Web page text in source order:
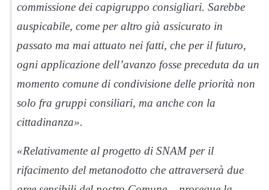
commissione dei capigruppo consigliari. Sarebbe
auspicabile, come per altro già assicurato in
passato ma mai attuato nei fatti, che per il futuro,
ogni applicazione dell’avanzo fosse preceduta da un
momento comune di condivisione delle priorità non
solo fra gruppi consiliari, ma anche con la
cittadinanza».
«Relativamente al progetto di SNAM per il
rifacimento del metanodotto che attraverserà due